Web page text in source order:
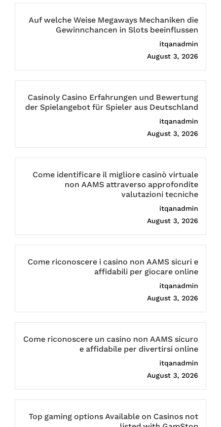
Auf welche Weise Megaways Mechaniken die
Gewinnchancen in Slots beeinflussen
itqanadmin
August 3, 2026
Casinoly Casino Erfahrungen und Bewertung
der Spielangebot für Spieler aus Deutschland
itqanadmin
August 3, 2026
Come identificare il migliore casinò virtuale
non AAMS attraverso approfondite
valutazioni tecniche
itqanadmin
August 3, 2026
Come riconoscere i casino non AAMS sicuri e
affidabili per giocare online
itqanadmin
August 3, 2026
Come riconoscere un casino non AAMS sicuro
e affidabile per divertirsi online
itqanadmin
August 3, 2026
Top gaming options Available on Casinos not